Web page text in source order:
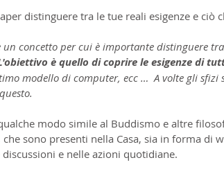
distinguere tra le tue reali esigenze e ciò
concetto per cui è importante distinguere
è quello di coprire le esigenze di
modello di computer, ecc …  A volte gli sfizi
modo simile al Buddismo e altre
che sono presenti nella Casa, sia in forma di
e nelle azioni quotidiane.